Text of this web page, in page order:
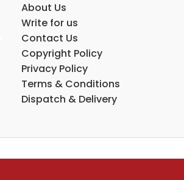
About Us
Write for us
Contact Us
Copyright Policy
Privacy Policy
Terms & Conditions
Dispatch & Delivery